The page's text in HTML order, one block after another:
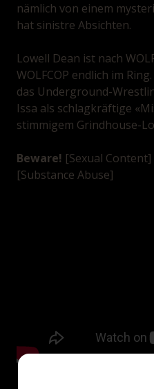
nämlich von einem
hat sinistre Absichten.
Lowell Dean ist nach
WOLFCOP endlich im
das Underground-
Issa als schlagkräftige
stimmigem Grindhouse-
Beware! [Sexual
[Substance Abuse]